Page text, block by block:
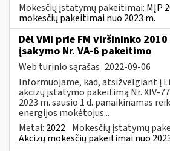
Mokesčių įstatymų pakeitimai: MĮP
mokesčių pakeitimai nuo 2023 m.
Dėl VMI prie FM viršininko
įsakymo Nr. VA-6 pakeitimo
Web turinio sąrašas 2022-09-06
Informuojame, kad, atsižvelgiant į
akcizų įstatymo pakeitimą Nr. XIV-
2023 m. sausio 1 d. panaikinamas
energijos mokėtojus...
Metai: 2022 Mokesčių įstatymų
Akcizų mokesčių pakeitimai nuo